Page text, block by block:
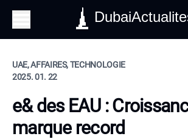
UAE, AFFAIRES, TECHNOLOGIE
2025. 01. 22
e& des EAU :
marque record